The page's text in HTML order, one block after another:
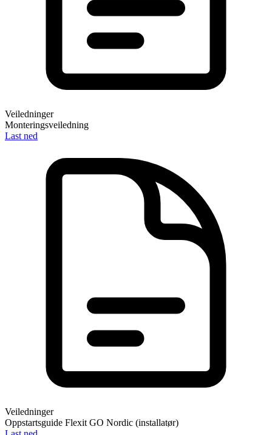
Veiledninger
Monteringsveiledning
Last ned
Veiledninger
Oppstartsguide Flexit GO Nordic (installatør)